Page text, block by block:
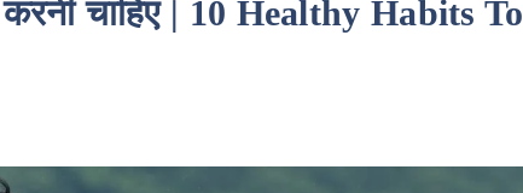
चाहिए | 10 Healthy Habits To